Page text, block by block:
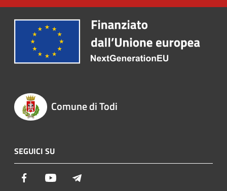
Comune di Todi
SEGUICI SU
Facebook Youtube